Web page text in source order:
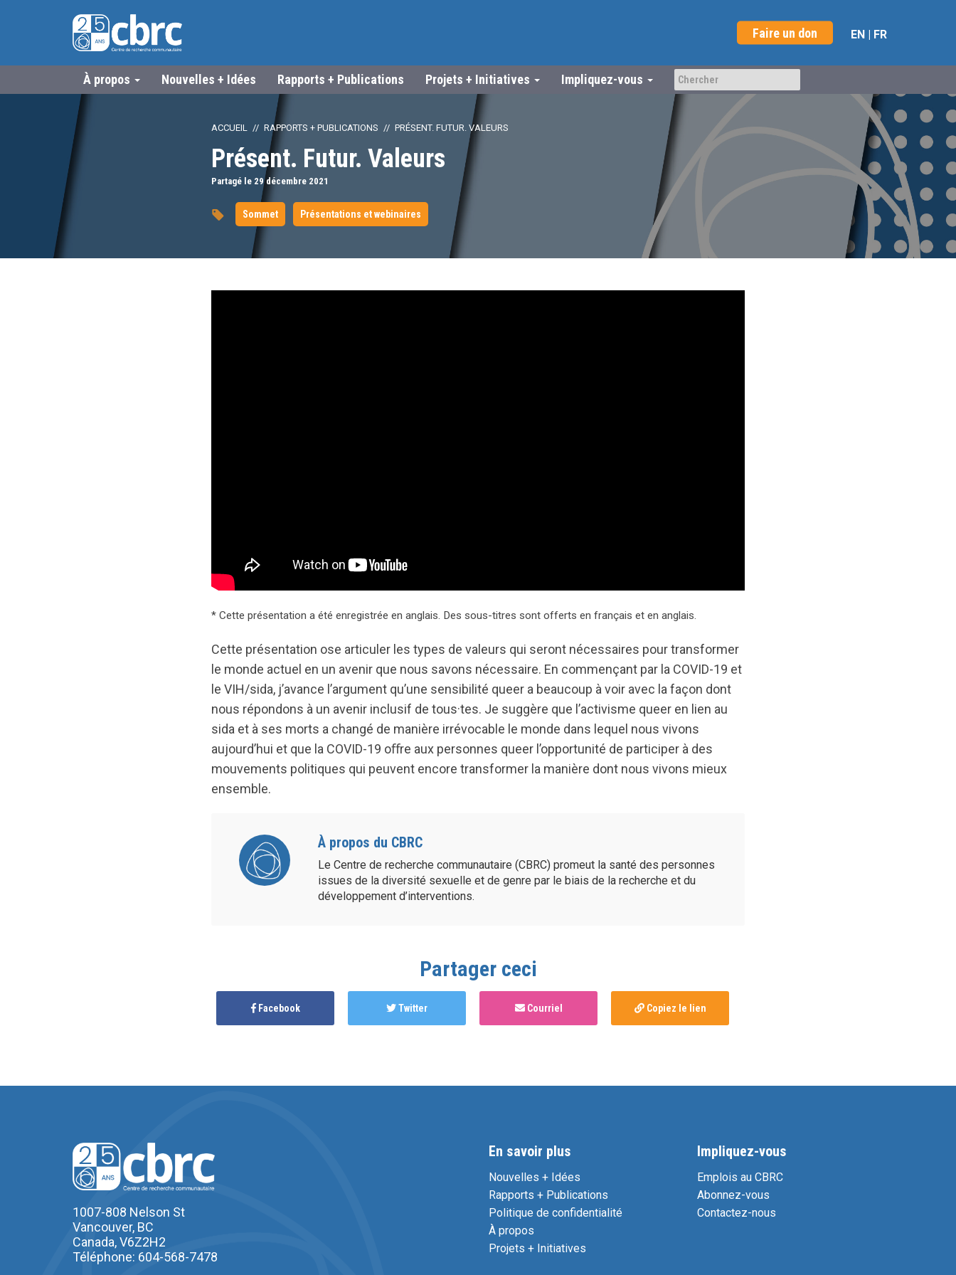
Faire un don EN | FR
À propos Nouvelles + Idées Rapports + Publications Projets + Initiatives Impliquez-vous
ACCUEIL RAPPORTS + PUBLICATIONS PRÉSENT. FUTUR. VALEURS
Présent. Futur. Valeurs
Partagé le 29décembre 2021
Sommet Présentations et webinaires
* Cette présentation a été enregistrée en anglais. Des sous-titres sont offerts en français et en anglais.
Cette présentation ose articuler les types de valeurs qui seront nécessaires pour transformer
le monde actuel en un avenir que nous savons nécessaire. En commençant par la COVID-19 et
le VIH/sida, j’avance l’argument qu’une sensibilité queer a beaucoup à voir avec la façon dont
nous répondons à un avenir inclusif de tous·tes. Je suggère que l’activisme queer en lien au
sida et à ses morts a changé de manière irrévocable le monde dans lequel nous vivons
aujourd’hui et que la COVID-19 oﬀre aux personnes queer l’opportunité de participer à des
mouvements politiques qui peuvent encore transformer la manière dont nous vivons mieux
ensemble.
À propos du CBRC
Le Centre de recherche communautaire (CBRC) promeut la santé des personnes
issues de la diversité sexuelle et de genre par le biais de la recherche et du
développement d’interventions.
Partager ceci
Facebook Twitter Courriel Copiez le lien
1007-808 Nelson St
Vancouver, BC
Canada, V6Z2H2
Téléphone: 604-568-7478
En savoir plus
Nouvelles + Idées
Rapports + Publications
Politique de confidentialité
À propos
Projets + Initiatives
Impliquez-vous
Emplois au CBRC
Abonnez-vous
Contactez-nous